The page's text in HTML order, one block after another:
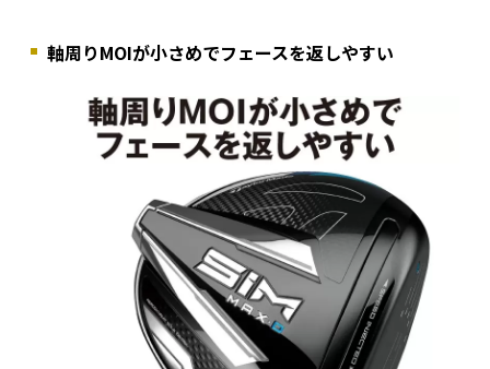
軸周りMOIが小さめでフェースを返しやすい